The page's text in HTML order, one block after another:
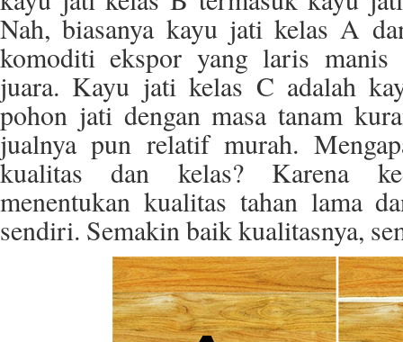
Nah, biasanya kayu jati kelas A
komoditi ekspor yang laris manis
juara. Kayu jati kelas C adalah
pohon jati dengan masa tanam
jualnya pun relatif murah.
kualitas dan kelas? Karena
menentukan kualitas tahan lama
sendiri. Semakin baik kualitasnya,